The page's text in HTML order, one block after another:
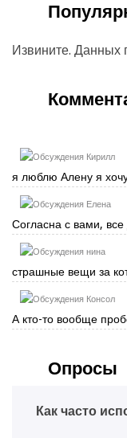
Извините. Данных
Кирилл
я люблю Алену я
Елена
Согласна с вами,
нина
страшные вещи за
Консол
А кто-то вообще
Опросы
Как часто